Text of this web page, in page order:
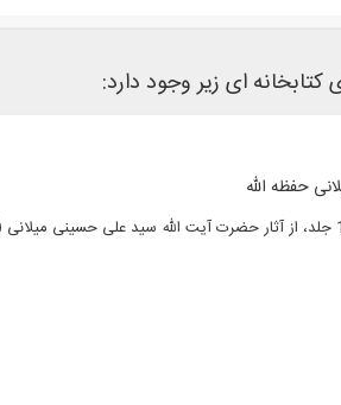
ای زیر وجود دارد:
حفظه الله
متن کامل 110 عنوان کتاب در 164 جلد، از آثار حضرت آیت الله